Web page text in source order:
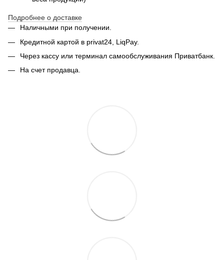
Подробнее о доставке
Наличными при получении.
Кредитной картой в privat24, LiqPay.
Через кассу или терминал самообслуживания Приватбанк.
На счет продавца.